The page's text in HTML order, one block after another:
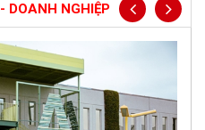
DOANH NGHIỆP